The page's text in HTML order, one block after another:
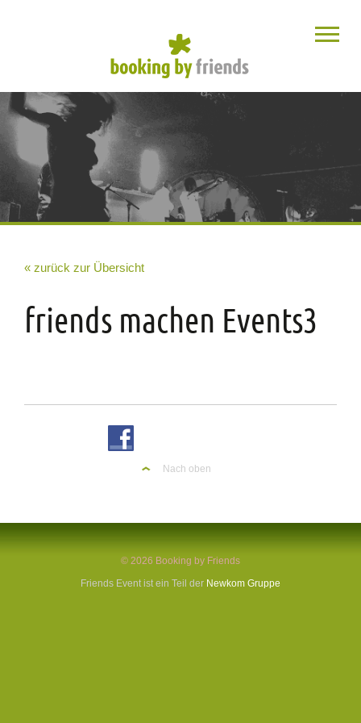
« zurück zur Übersicht
friends machen Events3
Nach oben
© 2026 Booking by Friends
Friends Event ist ein Teil der Newkom Gruppe